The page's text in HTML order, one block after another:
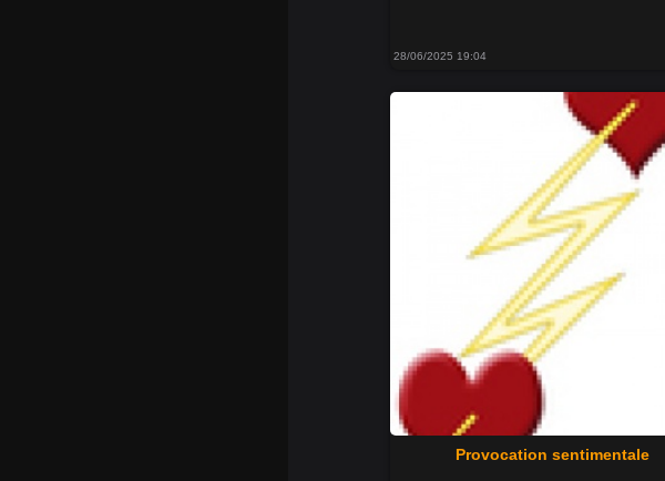
28/06/2025 19:04
Provocation sentimentale